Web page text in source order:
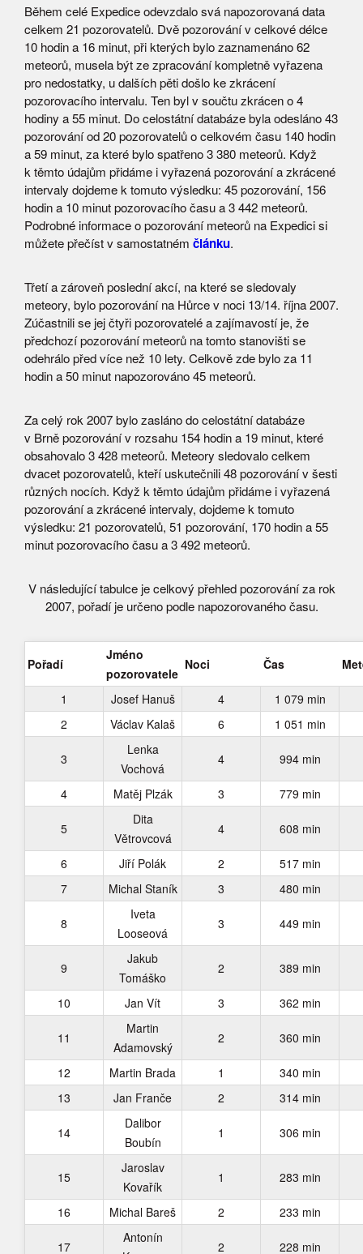
Během celé Expedice odevzdalo svá napozorovaná data
celkem 21 pozorovatelů. Dvě pozorování v celkové délce
10 hodin a 16 minut, při kterých bylo zaznamenáno 62
meteorů, musela být ze zpracování kompletně vyřazena
pro nedostatky, u dalších pěti došlo ke zkrácení
pozorovacího intervalu. Ten byl v součtu zkrácen o 4
hodiny a 55 minut. Do celostátní databáze byla odesláno 43
pozorování od 20 pozorovatelů o celkovém času 140 hodin
a 59 minut, za které bylo spatřeno 3 380 meteorů. Když
k těmto údajům přidáme i vyřazená pozorování a zkrácené
intervaly dojdeme k tomuto výsledku: 45 pozorování, 156
hodin a 10 minut pozorovacího času a 3 442 meteorů.
Podrobné informace o pozorování meteorů na Expedici si
můžete přečíst v samostatném článku.
Třetí a zároveň poslední akcí, na které se sledovaly
meteory, bylo pozorování na Hůrce v noci 13/14. října 2007.
Zúčastnili se jej čtyři pozorovatelé a zajímavostí je, že
předchozí pozorování meteorů na tomto stanovišti se
odehrálo před více než 10 lety. Celkově zde bylo za 11
hodin a 50 minut napozorováno 45 meteorů.
Za celý rok 2007 bylo zasláno do celostátní databáze
v Brně pozorování v rozsahu 154 hodin a 19 minut, které
obsahovalo 3 428 meteorů. Meteory sledovalo celkem
dvacet pozorovatelů, kteří uskutečnili 48 pozorování v šesti
různých nocích. Když k těmto údajům přidáme i vyřazená
pozorování a zkrácené intervaly, dojdeme k tomuto
výsledku: 21 pozorovatelů, 51 pozorování, 170 hodin a 55
minut pozorovacího času a 3 492 meteorů.
V následující tabulce je celkový přehled pozorování za rok
2007, pořadí je určeno podle napozorovaného času.
Pořadí
Jméno
pozorovatele
Noci Čas
1 Josef Hanuš 4
1 079 min
2
Václav Kalaš 6 1 051 min
3
Lenka
Vochová
4 994 min
4 Matěj Plzák 3 779 min
5
Dita
Větrovcová
4 608 min
6 Jiří Polák 2
517 min
7
Michal Staník 3 480 min
8
Iveta
Looseová
3 449 min
9
Jakub
Tomáško
2 389 min
10 Jan Vít 3 362 min
11
Martin
Adamovský
2 360 min
12 Martin Brada 1
340 min
13
Jan Franče 2 314 min
14
Dalibor
Boubín
1 306 min
15
Jaroslav
Kovařík
1 283 min
16 Michal Bareš 2 233 min
17
Antonín
2 228 min